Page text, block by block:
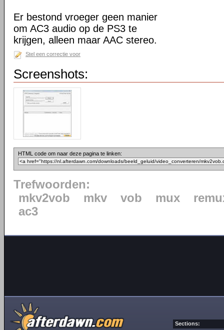
Er bestond vroeger geen manier
om AC3 audio op de PS3 te
krijgen, alleen maar AAC stereo.
Stel een correctie voor
Screenshots:
HTML code om naar deze pagina te linken:
Trefwoorden:
mkv2vob
mkv vob mux
ac3
Sections: